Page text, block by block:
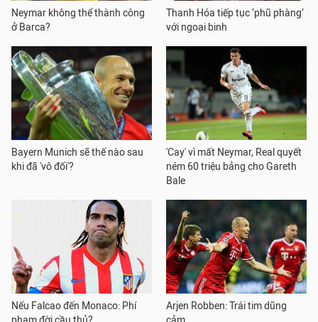
Neymar không thể thành công
ở Barca?
Thanh Hóa tiếp tục ‘phũ phàng’
với ngoại binh
Bayern Munich sẽ thế nào sau
khi đã 'vô đối'?
'Cay' vì mất Neymar, Real quyết
ném 60 triệu bảng cho Gareth
Bale
Nếu Falcao đến Monaco: Phí
Arjen Robben: Trái tim dũng